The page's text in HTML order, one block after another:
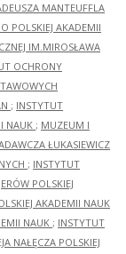
MANTEUFFLA
POLSKIEJ AKADEMII
IM.MIROSŁAWA
OCHRONY
; INSTYTUT
NAUK ; MUZEUM I
ŁUKASIEWICZ
; INSTYTUT
POLSKIEJ
AKADEMII NAUK
NAUK ; INSTYTUT
NAŁĘCZA POLSKIEJ